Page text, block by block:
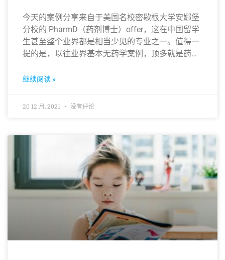
今天的案例分享来自于美国名校密歇根大学安娜堡
分校的 PharmD（药剂博士）offer，这在中国留学
生甚至整个业界都是相当少见的专业之一。值得一
提的是，以往业界基本无药学案例，顶多就是药学
MD也就是常说的医学博士，含金量不言而喻。
继续阅读 »
20 12 月, 2021 没有评论